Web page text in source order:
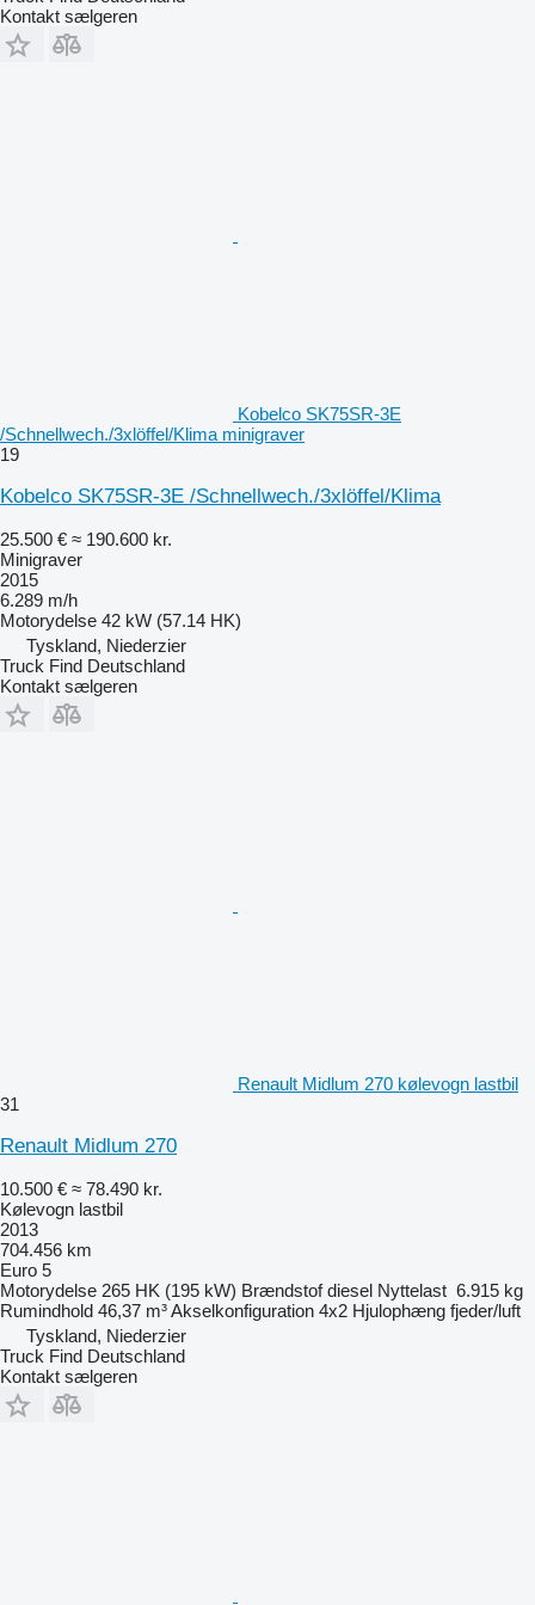
Kontakt sælgeren
Kobelco SK75SR-3E
/Schnellwech./3xlöffel/Klima minigraver
19
Kobelco SK75SR-3E /Schnellwech./3xlöffel/Klima
25.500 € ≈ 190.600 kr.
Minigraver
2015
6.289 m/h
Motorydelse 42 kW (57.14 HK)
Tyskland, Niederzier
Truck Find Deutschland
Kontakt sælgeren
Renault Midlum 270 kølevogn lastbil
31
Renault Midlum 270
10.500 € ≈ 78.490 kr.
Kølevogn lastbil
2013
704.456 km
Euro 5
Motorydelse 265 HK (195 kW) Brændstof diesel Nyttelast 6.915 kg
Rumindhold 46,37 m³Akselkonfiguration 4x2 Hjulophæng fjeder/luft
Tyskland, Niederzier
Truck Find Deutschland
Kontakt sælgeren